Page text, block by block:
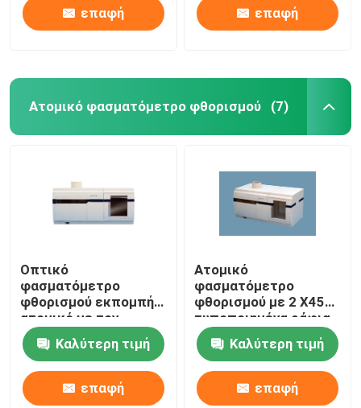
επαφή επαφή
Ατομικό φασματόμετρο φθορισμού (7)
Οπτικό
φασματόμετρο
φθορισμού εκπομπής
ατομικό με τον
προγραμματίσημο
έλεγχο ταχύτητας
Καλύτερη τιμή
επαφή
Ατομικό
φασματόμετρο
φθορισμού με 2 X45
τυποποιημένα ράφια
δειγμάτων σωλήνων
δοκιμήςΚαλύτερη τιμή
επαφή